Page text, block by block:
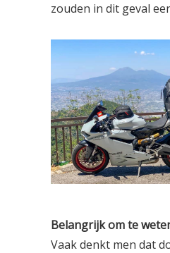
zouden in dit geval
Belangrijk om te
Vaak denkt men dat